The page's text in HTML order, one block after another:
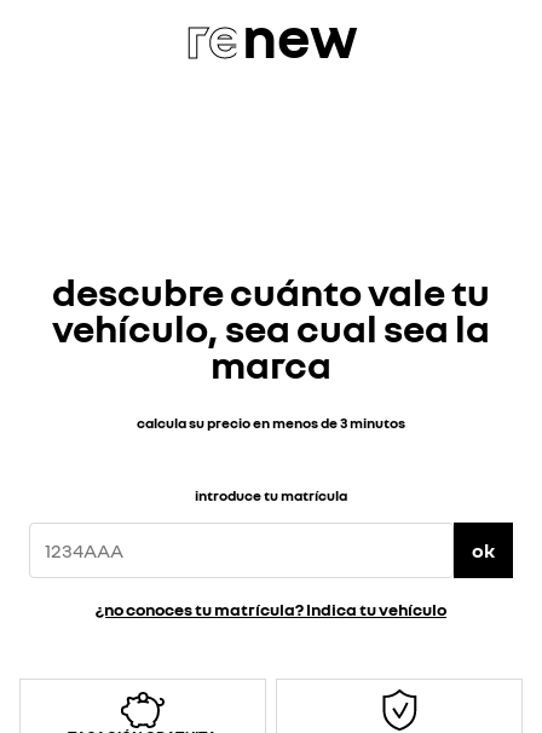
renew
descubre cuánto vale tu
vehículo, sea cual sea la
marca
calcula su precio en menos de 3 minutos
introduce tu matrícula
ok
¿no conoces tu matrícula? Indica tu vehículo